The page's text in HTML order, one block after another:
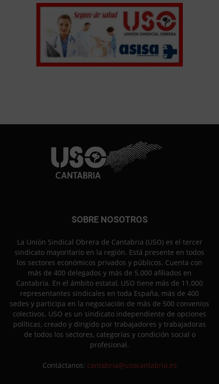
SOBRE NOSOTROS
La Unión Sindical Obrera de Cantabria (USO) es el tercer
sindicato mayoritario en la región. Está presente en todos
los sectores económicos privados y públicos. Cuenta con
más de 400 delegados y más de 5.000 afiliados en
Cantabria. En el ámbito estatal, USO tiene más de 11.000
representantes sindicales en toda España, más de 400
sedes y participa en la negociación de más de 500 convenios
colectivos. USO es un sindicato independiente de opciones
políticas, creado y dirigido por trabajadores y trabajadoras
de todos los sectores, categorías y condición social o
profesional.
Contáctanos: cantabria@usocantabria.es